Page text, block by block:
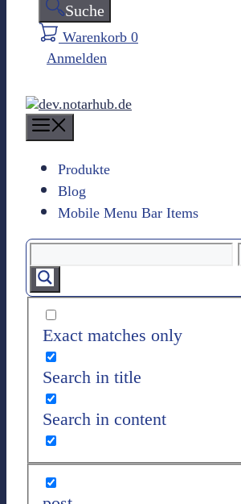
Suche
Warenkorb 0
Anmelden
e
n
u
Produkte
Blog
Mobile Menu Bar Items
Exact matches only
Search in title
Search in content